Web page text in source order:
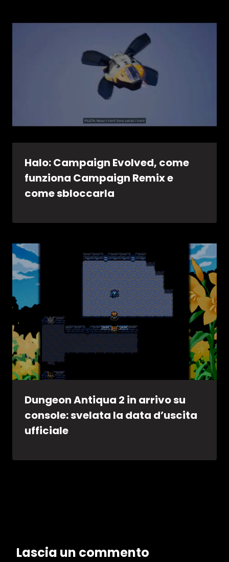
Halo: Campaign Evolved, come
funziona Campaign Remix e
come sbloccarla
Dungeon Antiqua 2 in arrivo su
console: svelata la data d’uscita
ufficiale
Lascia un commento